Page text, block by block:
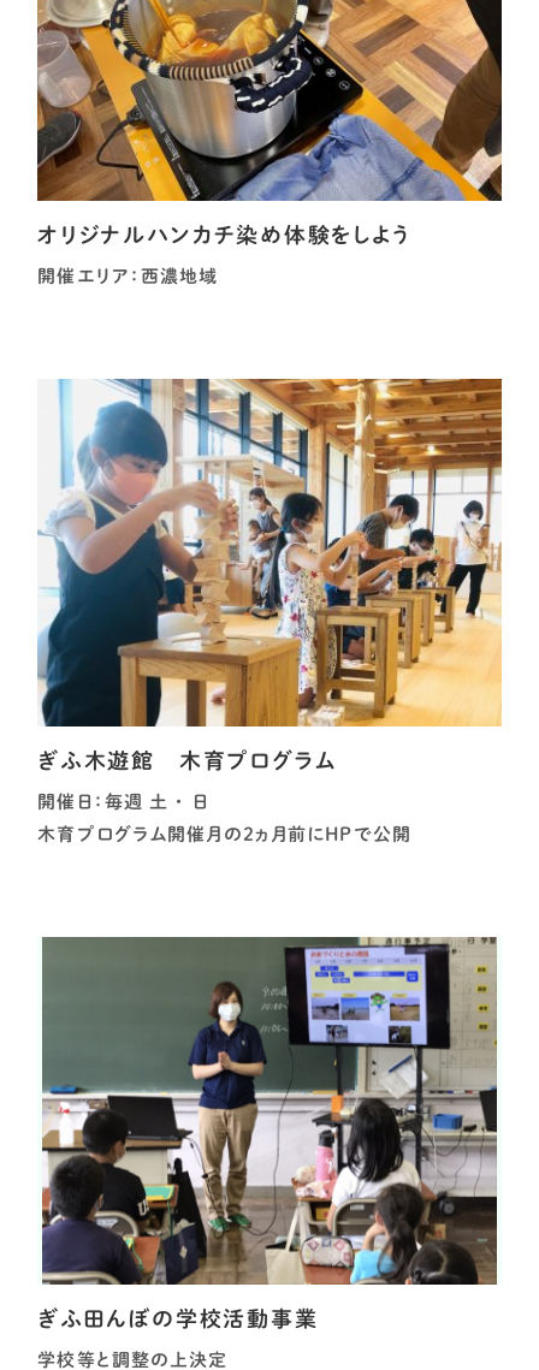
オリジナルハンカチ染め体験をしよう
開催エリア：西濃地域
ぎふ木遊館 木育プログラム
開催日：毎週 土 ・ 日
木育プログラム開催月の2ヵ月前にHPで公開
ぎふ田んぼの学校活動事業
学校等と調整の上決定